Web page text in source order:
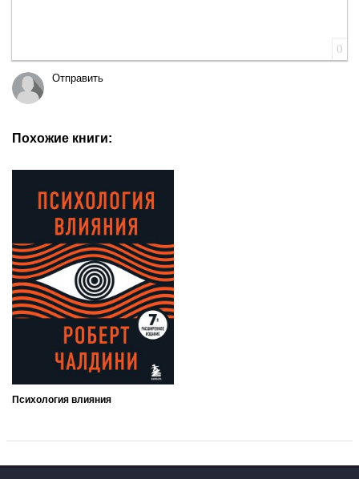
0
Отправить
Похожие книги:
Психология влияния